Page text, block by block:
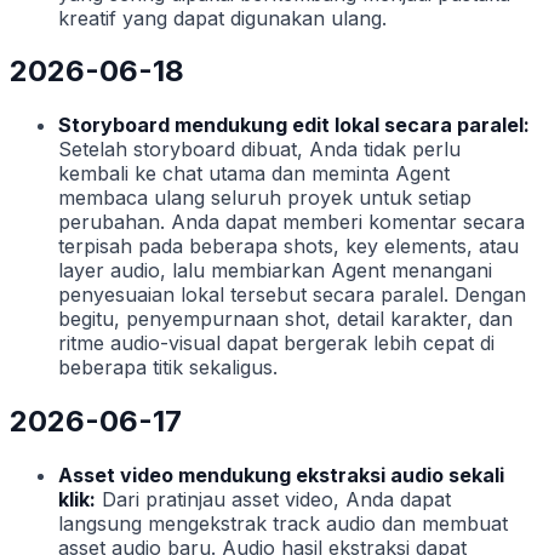
kreatif yang dapat digunakan ulang.
2026-06-18
Storyboard mendukung edit lokal secara paralel:
Setelah storyboard dibuat, Anda tidak perlu
kembali ke chat utama dan meminta Agent
membaca ulang seluruh proyek untuk setiap
perubahan. Anda dapat memberi komentar secara
terpisah pada beberapa shots, key elements, atau
layer audio, lalu membiarkan Agent menangani
penyesuaian lokal tersebut secara paralel. Dengan
begitu, penyempurnaan shot, detail karakter, dan
ritme audio-visual dapat bergerak lebih cepat di
beberapa titik sekaligus.
2026-06-17
Asset video mendukung ekstraksi audio sekali
klik: Dari pratinjau asset video, Anda dapat
langsung mengekstrak track audio dan membuat
asset audio baru. Audio hasil ekstraksi dapat